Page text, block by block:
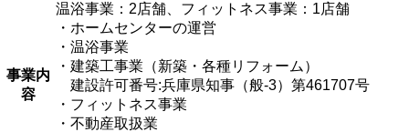
温浴事業：2店舗、フィットネス事業：1店舗
事業内
容
・ホームセンターの運営
・温浴事業
・建築工事業（新築・各種リフォーム）
建設許可番号:兵庫県知事（般-3）第461707号
・フィットネス事業
・不動産取扱業